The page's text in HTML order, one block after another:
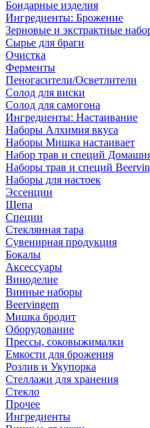
Бондарные изделия
Ингредиенты: Брожение
Зерновые и экстрактные
Сырье для браги
Очистка
Ферменты
Пеногасители/Осветлители
Солод для виски
Солод для самогона
Ингредиенты: Настаивание
Наборы Алхимия вкуса
Наборы Мишка настаивает
Набор трав и специй
Наборы трав и специй
Наборы для настоек
Эссенции
Щепа
Специи
Стеклянная тара
Сувенирная продукция
Бокалы
Аксессуары
Виноделие
Винные наборы
Beervingem
Мишка бродит
Оборудование
Прессы, соковыжималки
Емкости для брожения
Розлив и Укупорка
Стеллажи для хранения
Стекло
Прочее
Ингредиенты